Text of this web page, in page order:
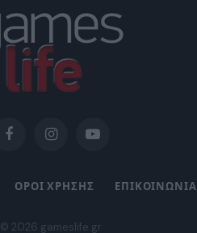
FacebookInstagramYouTube
ΟΡΟΙ ΧΡΗΣΗΣ ΕΠΙΚΟΙΝΩΝΙΑ
© 2026 gameslife.gr